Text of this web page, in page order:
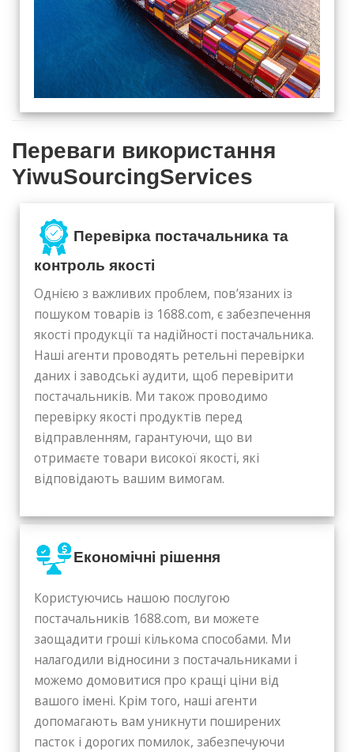
Переваги використання
YiwuSourcingServices
Перевірка постачальника та
контроль якості
Однією з важливих проблем, пов’язаних із
пошуком товарів із 1688.com, є забезпечення
якості продукції та надійності постачальника.
Наші агенти проводять ретельні перевірки
даних і заводські аудити, щоб перевірити
постачальників. Ми також проводимо
перевірку якості продуктів перед
відправленням, гарантуючи, що ви
отримаєте товари високої якості, які
відповідають вашим вимогам.
Економічні рішення
Користуючись нашою послугою
постачальників 1688.com, ви можете
заощадити гроші кількома способами. Ми
налагодили відносини з постачальниками і
можемо домовитися про кращі ціни від
вашого імені. Крім того, наші агенти
допомагають вам уникнути поширених
пасток і дорогих помилок, забезпечуючи